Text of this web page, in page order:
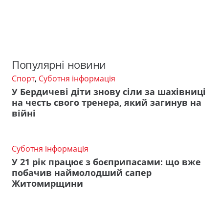
Популярні новини
Спорт, Суботня інформація
У Бердичеві діти знову сіли за шахівниці
на честь свого тренера, який загинув на
війні
Суботня інформація
У 21 рік працює з боєприпасами: що вже
побачив наймолодший сапер
Житомирщини